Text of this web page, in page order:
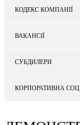
КОДЕКС КОМПАНІЇ
ВАКАНСІЇ
СУБДИЛЕРИ
КОРПОРАТИВНА